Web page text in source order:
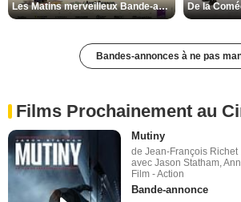
Les Matins merveilleux Bande-annonce VF
Bandes-annonces à ne pas
Films Prochainement au
Mutiny
de Jean-François Richet
avec Jason Statham,
Film - Action
Bande-annonce